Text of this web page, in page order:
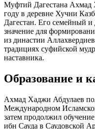
Муфтий Дагестана Ахмад
году в деревне Хучни
Дагестан. Его семейный
значение для
из династии
традициях суфийской
наставника.
Образование и
Ахмад Хаджи Абдулаев
Международном
затем продолжил
ибн Сауда в Саудовской